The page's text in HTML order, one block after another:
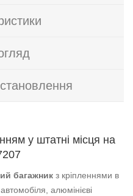
у штатні місця на
багажник з кріпленнями в
алюмінієві